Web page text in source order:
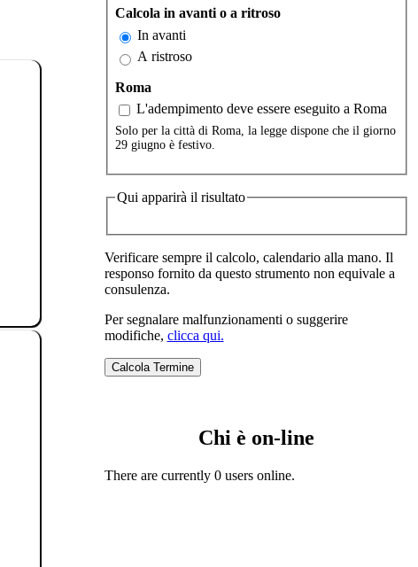
Calcola in avanti o a ritroso
In avanti
A ristroso
Roma
L'adempimento deve essere eseguito a Roma
Solo per la città di Roma, la legge dispone che il giorno
29 giugno è festivo.
Qui apparirà il risultato
Verificare sempre il calcolo, calendario alla mano. Il
responso fornito da questo strumento non equivale a
consulenza.
Per segnalare malfunzionamenti o suggerire
modifiche, clicca qui.
Chi è on-line
There are currently 0 users online.